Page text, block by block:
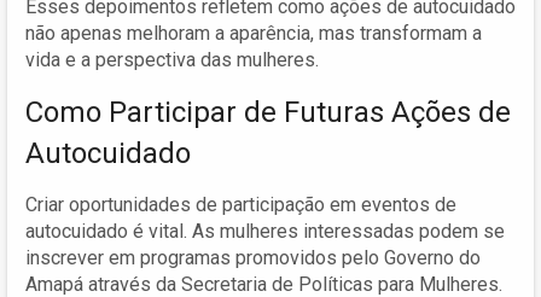
Esses depoimentos refletem como ações de autocuidado
não apenas melhoram a aparência, mas transformam a
vida e a perspectiva das mulheres.
Como Participar de Futuras Ações de
Autocuidado
Criar oportunidades de participação em eventos de
autocuidado é vital. As mulheres interessadas podem se
inscrever em programas promovidos pelo Governo do
Amapá através da Secretaria de Políticas para Mulheres.